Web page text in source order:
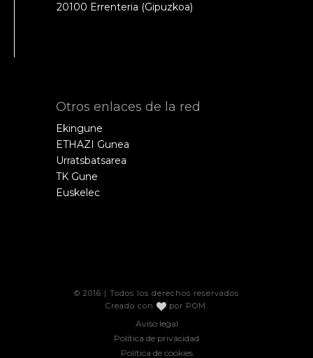
20100 Errenteria (Gipuzkoa)
Otros enlaces de la red
Ekingune
ETHAZI Gunea
Urratsbatsarea
TK Gune
Euskelec
© 2016 | Todos los derechos reservados
Creado con
por POM .
Aviso legal
Política de privacidad
Política de cookies